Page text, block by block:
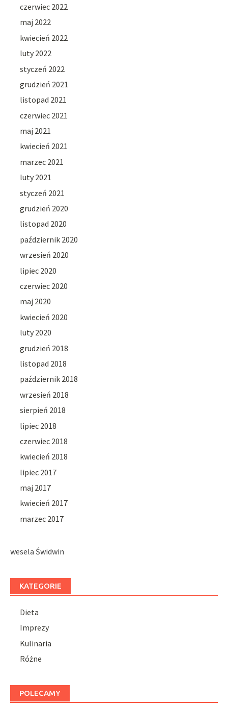
czerwiec 2022
maj 2022
kwiecień 2022
luty 2022
styczeń 2022
grudzień 2021
listopad 2021
czerwiec 2021
maj 2021
kwiecień 2021
marzec 2021
luty 2021
styczeń 2021
grudzień 2020
listopad 2020
październik 2020
wrzesień 2020
lipiec 2020
czerwiec 2020
maj 2020
kwiecień 2020
luty 2020
grudzień 2018
listopad 2018
październik 2018
wrzesień 2018
sierpień 2018
lipiec 2018
czerwiec 2018
kwiecień 2018
lipiec 2017
maj 2017
kwiecień 2017
marzec 2017
wesela Świdwin
KATEGORIE
Dieta
Imprezy
Kulinaria
Różne
POLECAMY